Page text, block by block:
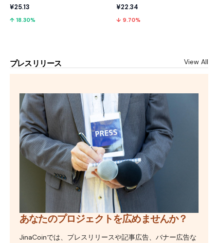
¥25.13
↑ 18.30%
¥22.34
↓ 9.70%
プレスリリース View All
あなたのプロジェクトを広めませんか？
JinaCoinでは、プレスリリースや記事広告、バナー広告な